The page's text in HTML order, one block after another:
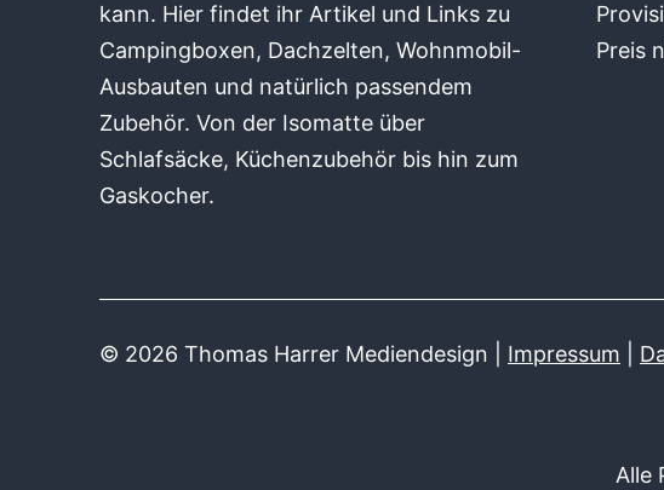
kann. Hier findet ihr Artikel und Links zu
Campingboxen, Dachzelten, Wohnmobil-
Ausbauten und natürlich passendem
Zubehör. Von der Isomatte über
Schlafsäcke, Küchenzubehör bis hin zum
Gaskocher.
Preis
© 2026 Thomas Harrer Mediendesign | Impressum
Alle